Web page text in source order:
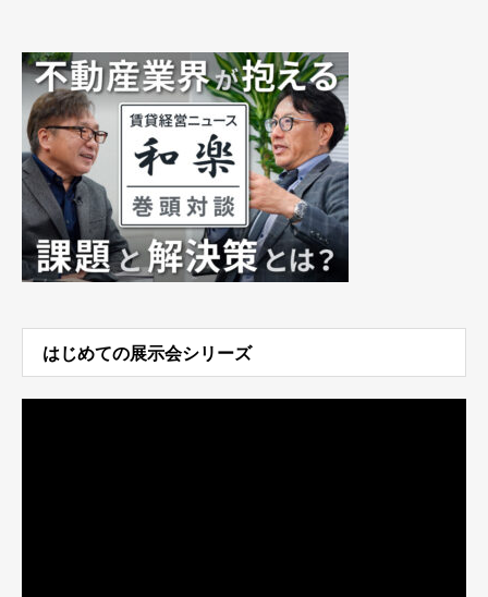
はじめての展示会シリーズ